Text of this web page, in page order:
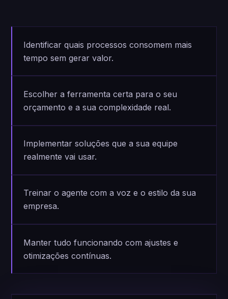
Identificar quais processos consomem mais
tempo sem gerar valor.
Escolher a ferramenta certa para o seu
orçamento e a sua complexidade real.
Implementar soluções que a sua equipe
realmente vai usar.
Treinar o agente com a voz e o estilo da sua
empresa.
Manter tudo funcionando com ajustes e
otimizações contínuas.